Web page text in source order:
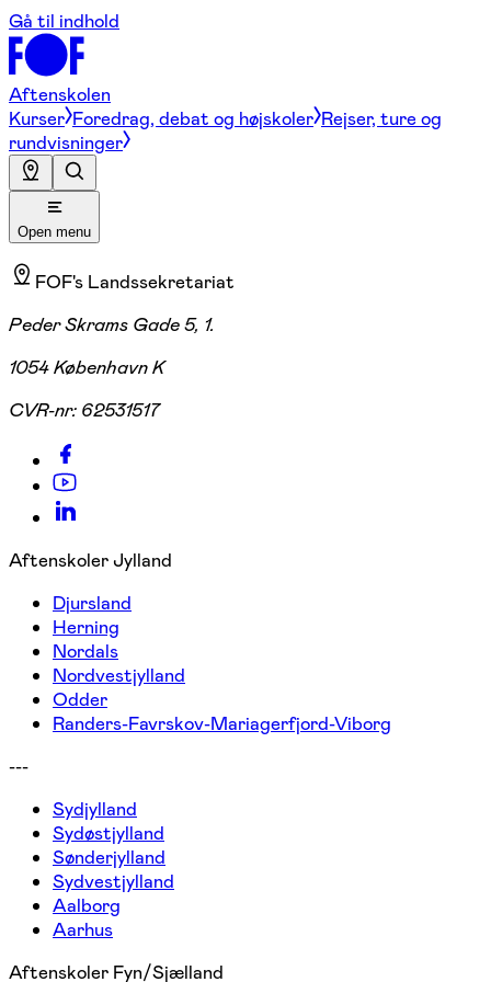
Gå til indhold
Aftenskolen
Kurser Foredrag, debat og højskoler Rejser, ture og
rundvisninger
Open menu
FOF's Landssekretariat
Peder Skrams Gade 5, 1.
1054 København K
CVR-nr: 62531517
Aftenskoler Jylland
Djursland
Herning
Nordals
Nordvestjylland
Odder
Randers-Favrskov-Mariagerfjord-Viborg
---
Sydjylland
Sydøstjylland
Sønderjylland
Sydvestjylland
Aalborg
Aarhus
Aftenskoler Fyn/Sjælland